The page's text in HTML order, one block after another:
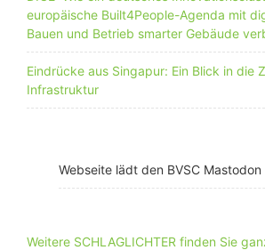
europäische Built4People-Agenda mit
Bauen und Betrieb smarter Gebäude
Eindrücke aus Singapur: Ein Blick in die
Infrastruktur
Webseite lädt den BVSC Mastodon
Weitere SCHLAGLICHTER finden Sie